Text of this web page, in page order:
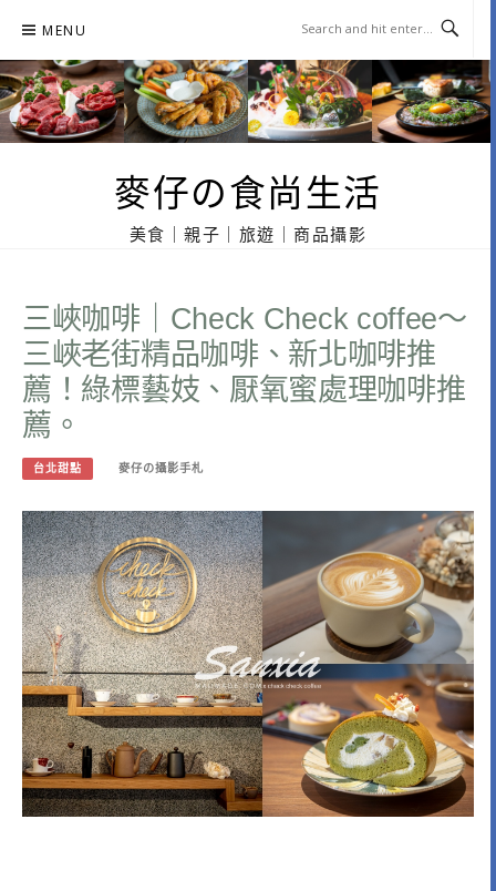
content
MENU
麥仔の食尚生活
美食｜親子｜旅遊｜商品攝影
三峽咖啡｜Check Check coffee～
三峽老街精品咖啡、新北咖啡推
薦！綠標藝妓、厭氧蜜處理咖啡推
薦。
台北甜點 麥仔の攝影手札